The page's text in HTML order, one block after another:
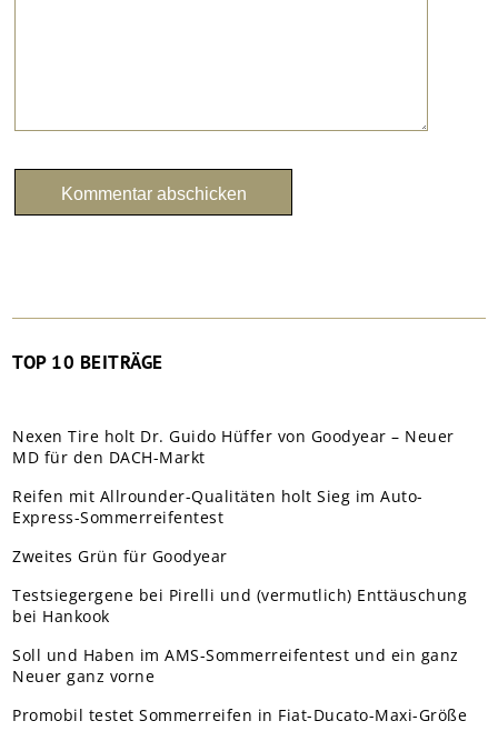
TOP 10 BEITRÄGE
Nexen Tire holt Dr. Guido Hüffer von Goodyear – Neuer
MD für den DACH-Markt
Reifen mit Allrounder-Qualitäten holt Sieg im Auto-
Express-Sommerreifentest
Zweites Grün für Goodyear
Testsiegergene bei Pirelli und (vermutlich) Enttäuschung
bei Hankook
Soll und Haben im AMS-Sommerreifentest und ein ganz
Neuer ganz vorne
Promobil testet Sommerreifen in Fiat-Ducato-Maxi-Größe